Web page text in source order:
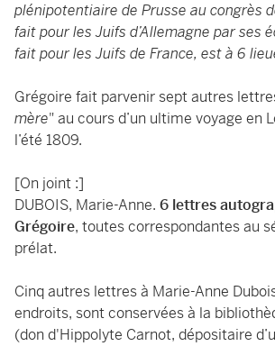
plénipotentiaire de Prusse au congrès
fait pour les Juifs d’Allemagne par ses
fait pour les Juifs de France, est à 6
Grégoire fait parvenir sept autres
mère" au cours d’un ultime voyage en
l’été 1809.
[On joint :]
DUBOIS, Marie-Anne. 6 lettres
Grégoire, toutes correspondantes au
prélat.
Cinq autres lettres à Marie-Anne
endroits, sont conservées à la
(don d'Hippolyte Carnot, dépositaire